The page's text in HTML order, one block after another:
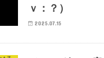
ｖ：？）
2025.07.15